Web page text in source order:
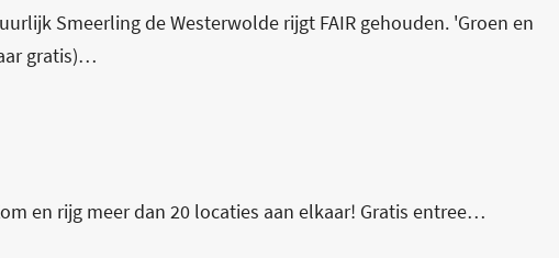
Smeerling de Westerwolde rijgt FAIR gehouden. 'Groen en
gratis)…
en rijg meer dan 20 locaties aan elkaar! Gratis entree…